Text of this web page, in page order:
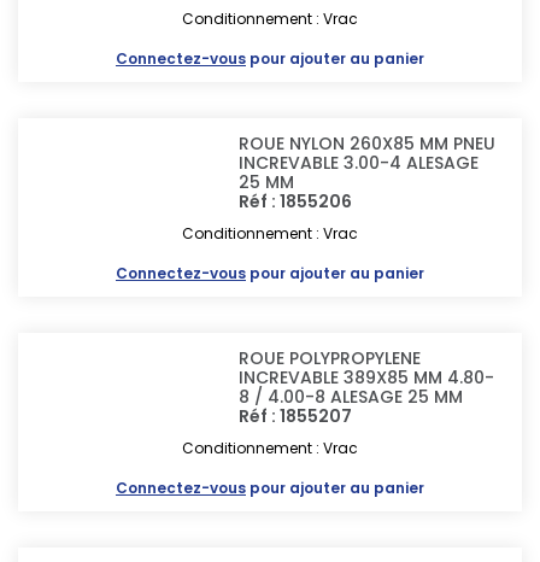
Conditionnement : Vrac
Connectez-vous pour ajouter au panier
ROUE NYLON 260X85 MM PNEU
INCREVABLE 3.00-4 ALESAGE
25 MM
Réf : 1855206
Conditionnement : Vrac
Connectez-vous pour ajouter au panier
ROUE POLYPROPYLENE
INCREVABLE 389X85 MM 4.80-
8 / 4.00-8 ALESAGE 25 MM
Réf : 1855207
Conditionnement : Vrac
Connectez-vous pour ajouter au panier